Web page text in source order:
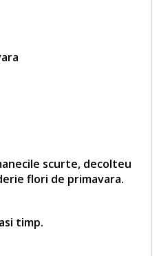
scurte, decolteu
flori de primavara.
timp.